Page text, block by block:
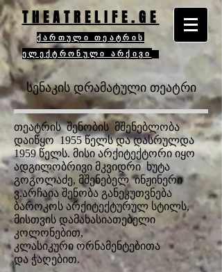
THEATRELIFE.GE
ქართული თეატრის
ელექტრონული არქივი
სენაკის დრამატული თეატრი
თეატრის შენობის მშენებლობა
დაიწყო 1955 წელს და დასრულდა
1959 წელს. მისი არქიტექტორი იყო
ადგილობრივი მკვიდრი ხუტა
გოგოლაძე, მშენებელ ინჟინერი
ვ.არჩაიაშენობა განეკუთვნება
ბაროკოს არქიტექტურულ სტილს,
მისთვის დამახასიათებელი
კოლონებით,
კლასიკური ორნამენტებითა
და ჭაღებით.